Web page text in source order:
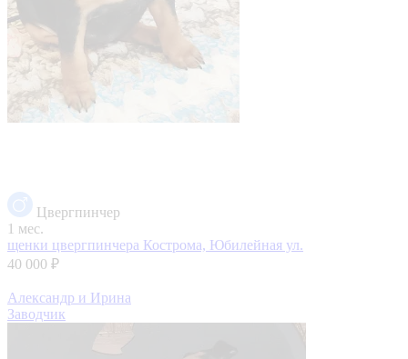
Цвергпинчер
1 мес.
щенки цвергпинчера Кострома, Юбилейная ул.
40 000 ₽
Александр и Ирина
Заводчик